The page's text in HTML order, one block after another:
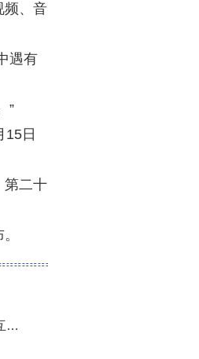
频、音
遇有
”
15日
第二十
最高人民法院 关于内地与澳门特别行政区就仲裁程序 相互协助保全的安排